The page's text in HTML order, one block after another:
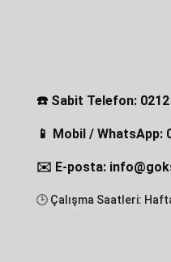
☎️ Sabit Telefon: 0212
📱 Mobil / WhatsApp:
✉️ E-posta:
🕒 Çalışma Saatleri: